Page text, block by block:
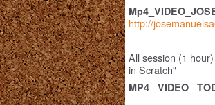
http://
All session (1
in Scratch"
MP4_ VIDEO_